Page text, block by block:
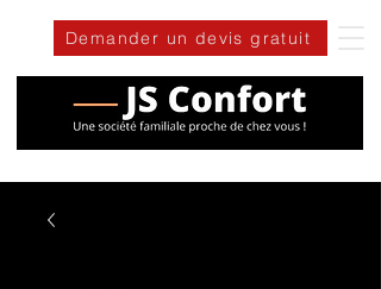
Demander un devis gratuit